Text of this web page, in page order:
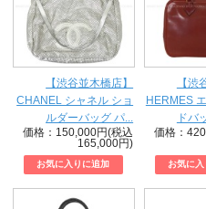
【渋谷並木橋店】
CHANEL シャネル ショ
ルダーバッグ パ...
価格：150,000円(税込
165,000円)
【渋
HERMES
ドバ
価格：